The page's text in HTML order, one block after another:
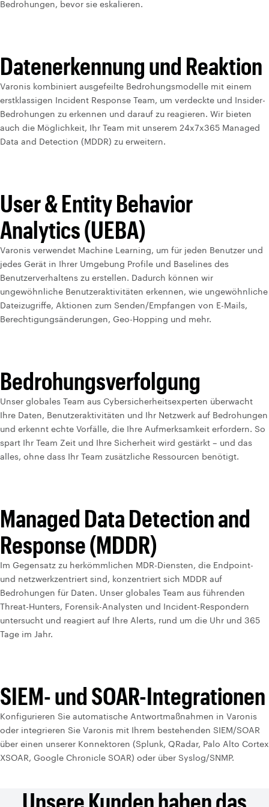
Bedrohungen, bevor sie eskalieren.
Datenerkennung und Reaktion
Varonis kombiniert ausgefeilte Bedrohungsmodelle mit einem
erstklassigen Incident Response Team, um verdeckte und Insider-
Bedrohungen zu erkennen und darauf zu reagieren. Wir bieten
auch die Möglichkeit, Ihr Team mit unserem 24x7x365 Managed
Data and Detection (MDDR) zu erweitern.
User & Entity Behavior
Analytics (UEBA)
Varonis verwendet Machine Learning, um für jeden Benutzer und
jedes Gerät in Ihrer Umgebung Profile und Baselines des
Benutzerverhaltens zu erstellen. Dadurch können wir
ungewöhnliche Benutzeraktivitäten erkennen, wie ungewöhnliche
Dateizugriffe, Aktionen zum Senden/Empfangen von E-Mails,
Berechtigungsänderungen, Geo-Hopping und mehr.
Bedrohungsverfolgung
Unser globales Team aus Cybersicherheitsexperten überwacht
Ihre Daten, Benutzeraktivitäten und Ihr Netzwerk auf Bedrohungen
und erkennt echte Vorfälle, die Ihre Aufmerksamkeit erfordern. So
spart Ihr Team Zeit und Ihre Sicherheit wird gestärkt – und das
alles, ohne dass Ihr Team zusätzliche Ressourcen benötigt.
Managed Data Detection and
Response (MDDR)
Im Gegensatz zu herkömmlichen MDR-Diensten, die Endpoint-
und netzwerkzentriert sind, konzentriert sich MDDR auf
Bedrohungen für Daten. Unser globales Team aus führenden
Threat-Hunters, Forensik-Analysten und Incident-Respondern
untersucht und reagiert auf Ihre Alerts, rund um die Uhr und 365
Tage im Jahr.
SIEM- und SOAR-Integrationen
Konfigurieren Sie automatische Antwortmaßnahmen in Varonis
oder integrieren Sie Varonis mit Ihrem bestehenden SIEM/SOAR
über einen unserer Konnektoren (Splunk, QRadar, Palo Alto Cortex
XSOAR, Google Chronicle SOAR) oder über Syslog/SNMP.
Unsere Kunden haben das